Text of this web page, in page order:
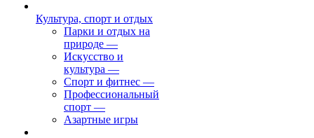
Культура, спорт и отдых
Парки и отдых на
природе —
Искусство и
культура —
Спорт и фитнес —
Профессиональный
спорт —
Азартные игры